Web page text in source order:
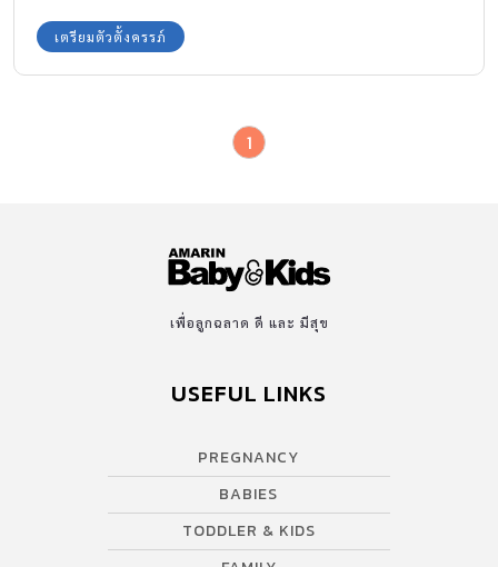
เตรียมตัวตั้งครรภ์
1
เพื่อลูกฉลาด ดี และ มีสุข
USEFUL LINKS
PREGNANCY
BABIES
TODDLER & KIDS